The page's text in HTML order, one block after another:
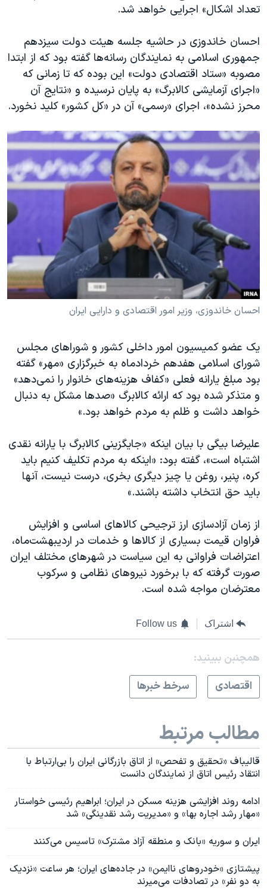
تعداد اشکال» اجرایی خواهد شد.
احسان خاندوزی در حاشیه جلسه هیئت دولت سیزدهم
جمهوری اسلامی به نمایندگان رسانه‌ها گفته بود که از ابتدا
مصوبه «ستاد اقتصادی دولت» این بوده که تا زمانی که
«اجرای آزمایشی کالابرگ» به پایان نرسیده و «نتایج آن
محرز نشده»، اجرای «رسمی» آن در «کل کشور» کلید نخورد.
احسان خاندوزی، وزیر امور اقتصادی و دارایی ایران
یک عضو کمیسیون امور داخلی کشور و شوراهای مجلس
شورای اسلامی هفدهم خردادماه به خبرگزاری «مهر» گفته
بود مبلغ یارانه فعلی «کفاف هزینه‌های خانوار را نمی‌دهد»
و متذکر شده بود که ارائه کالابرگ «صدها مشکل به دنبال
خواهد داشت و ظلم به مردم خواهد بود.»
علیرضا بیگی با بیان اینکه «جایگزینی کالابرگ با یارانه نقدی
اشتباه است»، گفته بود: «اینکه به مردم تکلیف کنیم باید
کره، پنیر، روغن یا چیز دیگری بخری، درست نیست، آنها
باید حق انتخاب داشته باشند.»
از زمان آزادسازی ارز ترجیحی کالاهای اساسی و افزایش
فراوان قیمت بسیاری از کالاها و خدمات در اردیبهشت‌ماه،
اعتراضات فراوانی به این سیاست در شهرهای مختلف ایران
صورت گرفته که با برخورد نیروهای نظامی و سرکوب
معترضان مواجه شده است.
اشتراک Follow us
همچنبن ببینید:
اقتصادی
سرخط خبرها
مطالب مرتبط
قالیباف «تحقیق و تفحص» از اتاق بازرگانی ایران را بی‌ارتباط با
انتقاد رئیس اتاق از نمایندگان دانست
ادامه روند افزایشی هزینه مسکن در ایران؛ ابراهیم رئیسی خواستار
«مهار رشد اجاره بها» و «مدیریت رشد نقدینگی» شد
ایران و سوریه «بانک و منطقه آزاد مشترک» تاسیس می‌کنند
پیشتازی «خودروهای ناایمن» در جاده‌های ایران؛ هر ساعت «نزدیک
به دو نفر» در تصادفات می‌میرند